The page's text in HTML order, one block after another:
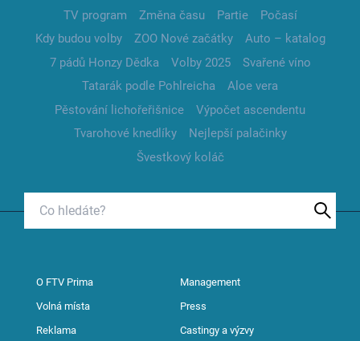
TV program
Změna času Partie
Počasí
Kdy budou volby
ZOO Nové začátky
Auto – katalog
7 pádů Honzy Dědka
Volby 2025
Svařené víno
Tatarák podle Pohlreicha
Aloe vera
Pěstování lichořeřišnice
Výpočet ascendentu
Tvarohové knedlíky
Nejlepší palačinky
Švestkový koláč
O FTV Prima Management
Volná místa Press
Reklama Castingy a výzvy